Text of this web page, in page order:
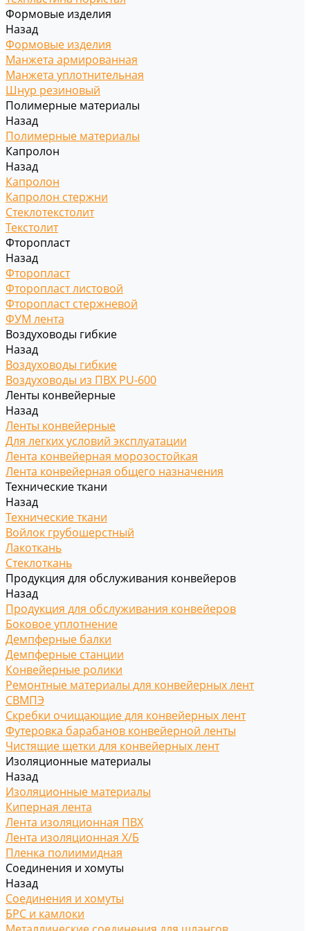
Формовые изделия
Назад
Формовые изделия
Манжета армированная
Манжета уплотнительная
Шнур резиновый
Полимерные материалы
Назад
Полимерные материалы
Капролон
Назад
Капролон
Капролон стержни
Стеклотекстолит
Текстолит
Фторопласт
Назад
Фторопласт
Фторопласт листовой
Фторопласт стержневой
ФУМ лента
Воздуховоды гибкие
Назад
Воздуховоды гибкие
Воздуховоды из ПВХ PU-600
Ленты конвейерные
Назад
Ленты конвейерные
Для легких условий эксплуатации
Лента конвейерная морозостойкая
Лента конвейерная общего назначения
Технические ткани
Назад
Технические ткани
Войлок грубошерстный
Лакоткань
Стеклоткань
Продукция для обслуживания конвейеров
Назад
Продукция для обслуживания конвейеров
Боковое уплотнение
Демпферные балки
Демпферные станции
Конвейерные ролики
Ремонтные материалы для конвейерных лент
СВМПЭ
Скребки очищающие для конвейерных лент
Футеровка барабанов конвейерной ленты
Чистящие щетки для конвейерных лент
Изоляционные материалы
Назад
Изоляционные материалы
Киперная лента
Лента изоляционная ПВХ
Лента изоляционная Х/Б
Пленка полиимидная
Соединения и хомуты
Назад
Соединения и хомуты
БРС и камлоки